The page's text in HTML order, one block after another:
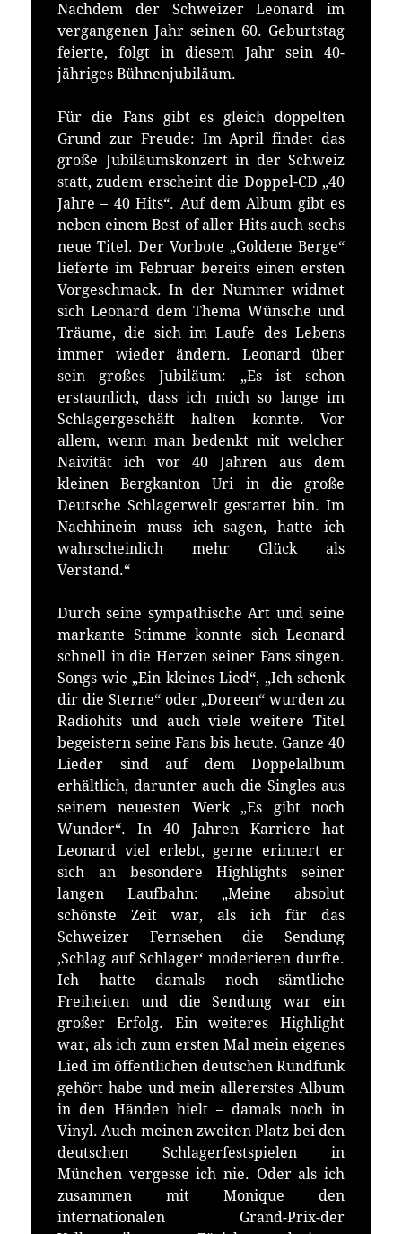
Nachdem der Schweizer Leonard im
vergangenen Jahr seinen 60. Geburtstag
feierte, folgt in diesem Jahr sein 40-
jähriges Bühnenjubiläum.
Für die Fans gibt es gleich doppelten
Grund zur Freude: Im April findet das
große Jubiläumskonzert in der Schweiz
statt, zudem erscheint die Doppel-CD „40
Jahre – 40 Hits“. Auf dem Album gibt es
neben einem Best of aller Hits auch sechs
neue Titel. Der Vorbote „Goldene Berge“
lieferte im Februar bereits einen ersten
Vorgeschmack. In der Nummer widmet
sich Leonard dem Thema Wünsche und
Träume, die sich im Laufe des Lebens
immer wieder ändern. Leonard über
sein großes Jubiläum: „Es ist schon
erstaunlich, dass ich mich so lange im
Schlagergeschäft halten konnte. Vor
allem, wenn man bedenkt mit welcher
Naivität ich vor 40 Jahren aus dem
kleinen Bergkanton Uri in die große
Deutsche Schlagerwelt gestartet bin. Im
Nachhinein muss ich sagen, hatte ich
wahrscheinlich mehr Glück als
Verstand.“
Durch seine sympathische Art und seine
markante Stimme konnte sich Leonard
schnell in die Herzen seiner Fans singen.
Songs wie „Ein kleines Lied“, „Ich schenk
dir die Sterne“ oder „Doreen“ wurden zu
Radiohits und auch viele weitere Titel
begeistern seine Fans bis heute. Ganze 40
Lieder sind auf dem Doppelalbum
erhältlich, darunter auch die Singles aus
seinem neuesten Werk „Es gibt noch
Wunder“. In 40 Jahren Karriere hat
Leonard viel erlebt, gerne erinnert er
sich an besondere Highlights seiner
langen Laufbahn: „Meine absolut
schönste Zeit war, als ich für das
Schweizer Fernsehen die Sendung
‚Schlag auf Schlager‘ moderieren durfte.
Ich hatte damals noch sämtliche
Freiheiten und die Sendung war ein
großer Erfolg. Ein weiteres Highlight
war, als ich zum ersten Mal mein eigenes
Lied im öffentlichen deutschen Rundfunk
gehört habe und mein allererstes Album
in den Händen hielt – damals noch in
Vinyl. Auch meinen zweiten Platz bei den
deutschen Schlagerfestspielen in
München vergesse ich nie. Oder als ich
zusammen mit Monique den
internationalen Grand-Prix-der